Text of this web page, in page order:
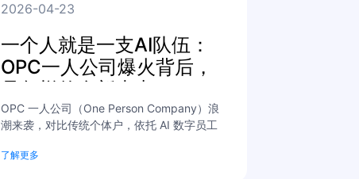
2026-04-23
一个人就是一支AI队伍：
OPC一人公司爆火背后，
是怎样的全新生态？
OPC 一人公司（One Person Company）浪
潮来袭，对比传统个体户，依托 AI 数字员工
了解更多